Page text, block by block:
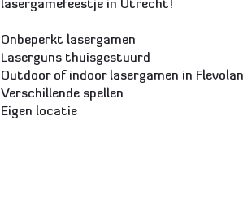
lasergamefeestje in Utrecht!
Onbeperkt lasergamen
Laserguns thuisgestuurd
Outdoor of indoor lasergamen in
Verschillende spellen
Eigen locatie